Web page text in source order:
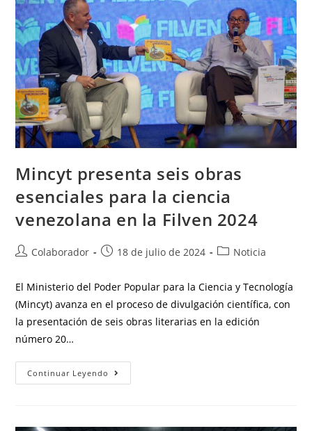
Mincyt presenta seis obras
esenciales para la ciencia
venezolana en la Filven 2024
Colaborador 18 de julio de 2024 Noticia
El Ministerio del Poder Popular para la Ciencia y Tecnología
(Mincyt) avanza en el proceso de divulgación científica, con
la presentación de seis obras literarias en la edición
número 20…
Continuar Leyendo